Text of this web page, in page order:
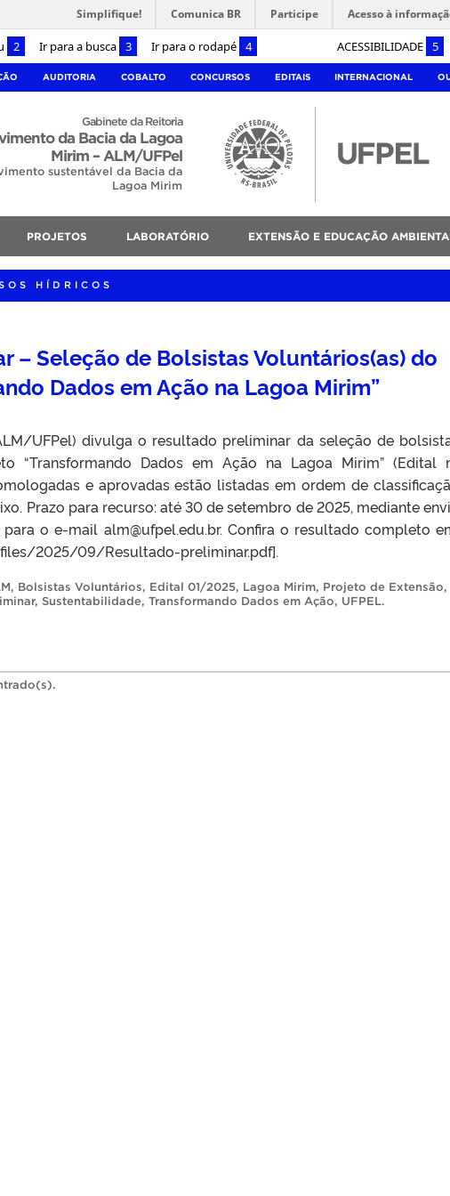
2 Ir para a busca 3 Ir para o rodapé 4 ACESSIBILIDADE 5
Simplifique! Comunica BR Participe Acesso à
AUDITORIA COBALTO CONCURSOS EDITAIS INTERNACIONAL
Gabinete da Reitoria
da Bacia da Lagoa
Mirim – ALM/UFPel
sustentável da Bacia da
Lagoa Mirim
PROJETOS LABORATÓRIO EXTENSÃO E EDUCAÇÃO
HÍDRICOS
– Seleção de Bolsistas Voluntários(as) do
Dados em Ação na Lagoa Mirim”
UFPel) divulga o resultado preliminar da seleção de
“Transformando Dados em Ação na Lagoa Mirim” (Edital
e aprovadas estão listadas em ordem de
Prazo para recurso: até 30 de setembro de 2025, mediante
o e-mail alm@ufpel.edu.br. Confira o resultado completo
2025/09/Resultado-preliminar.pdf].
, Bolsistas Voluntários, Edital 01/2025, Lagoa Mirim, Projeto de Extensão,
, Sustentabilidade, Transformando Dados em Ação, UFPEL.